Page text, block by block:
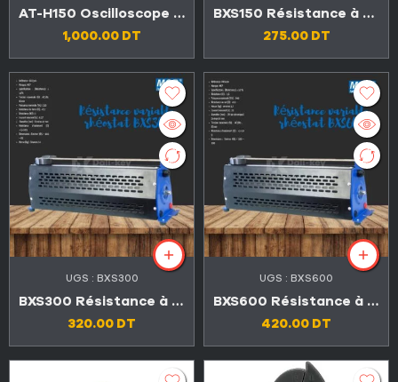
AT-H150 Oscilloscope numérique portable de haute qualité
1,000.00 DT
BXS150 Résistance à glissière
275.00 DT
UGS : BXS300
BXS300 Résistance à glissière
320.00 DT
UGS : BXS600
BXS600 Résistance à glissière
420.00 DT